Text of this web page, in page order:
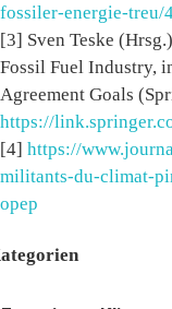
fossiler-energie-treu/
[3] Sven Teske
Fossil Fuel Industry,
Agreement Goals
https://
[4] https://
militants-du-climat-
opep